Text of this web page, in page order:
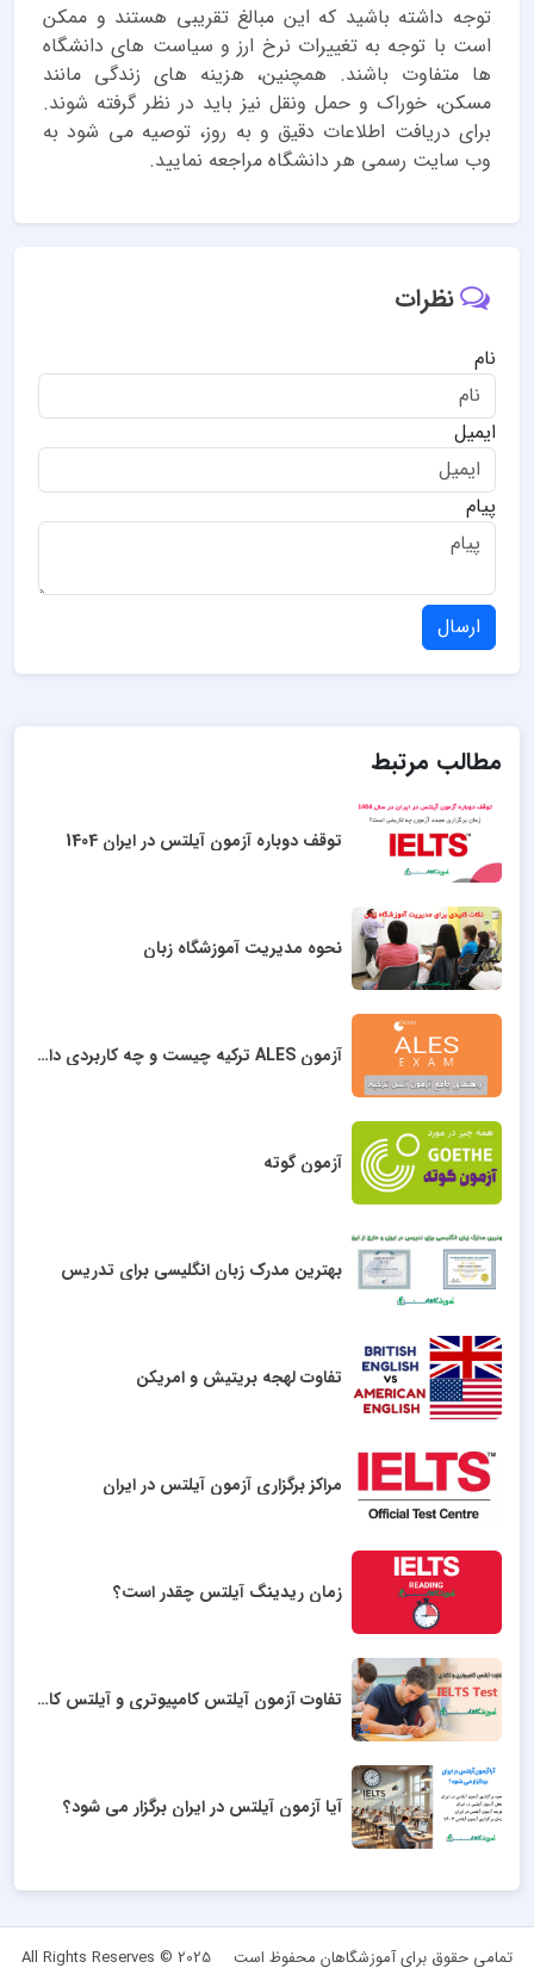
توجه داشته باشید که این مبالغ تقریبی هستند و ممکن
است با توجه به تغییرات نرخ ارز و سیاست های دانشگاه
ها متفاوت باشند. همچنین، هزینه های زندگی مانند
مسکن، خوراک و حمل ونقل نیز باید در نظر گرفته شوند.
برای دریافت اطلاعات دقیق و به روز، توصیه می شود به
وب سایت رسمی هر دانشگاه مراجعه نمایید.
نظرات
نام
ایمیل
پیام
ارسال
مطالب مرتبط
توقف دوباره آزمون آیلتس در ایران 1404
نحوه مدیریت آموزشگاه زبان
آزمون ALES ترکیه چیست و چه کاربردی دارد؟
آزمون گوته
بهترین مدرک زبان انگلیسی برای تدریس
تفاوت لهجه بریتیش و امریکن
مراکز برگزاری آزمون آیلتس در ایران
زمان ریدینگ آیلتس چقدر است؟
تفاوت آزمون آیلتس کامپیوتری و آیلتس کاغذی
آیا آزمون آیلتس در ایران برگزار می شود؟
تمامی حقوق برای آموزشگاهان محفوظ است All Rights Reserves © 2025